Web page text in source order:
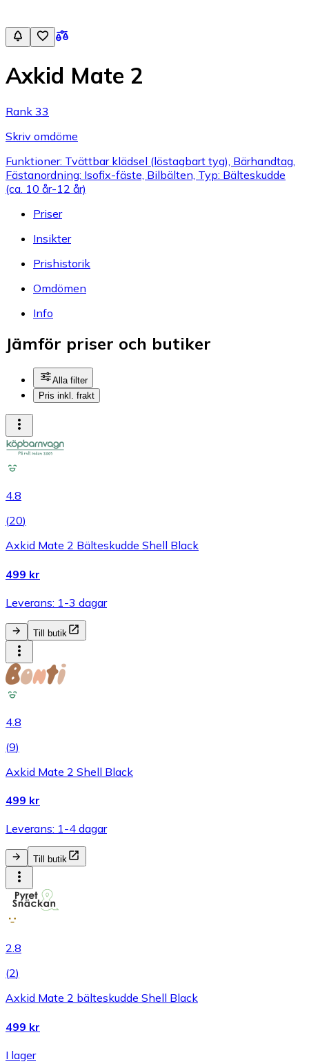
Axkid Mate 2
Rank 33
Skriv omdöme
Funktioner: Tvättbar klädsel (löstagbart tyg), Bärhandtag,
Fästanordning: Isofix-fäste, Bilbälten, Typ: Bälteskudde
(ca. 10 år-12 år)
Priser
Insikter
Prishistorik
Omdömen
Info
Jämför priser och butiker
Alla filter
Pris inkl. frakt
4.8
(20)
Axkid Mate 2 Bälteskudde Shell Black
499 kr
Leverans: 1-3 dagar
Till butik
4.8
(9)
Axkid Mate 2 Shell Black
499 kr
Leverans: 1-4 dagar
Till butik
2.8
(2)
Axkid Mate 2 bälteskudde Shell Black
499 kr
I lager